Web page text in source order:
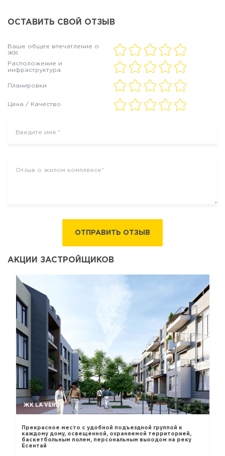
ОСТАВИТЬ СВОЙ ОТЗЫВ
Ваше общее впечатление о
ЖК
Расположение и
инфраструктура
Планировки
Цена / Качество
ОТПРАВИТЬ ОТЗЫВ
АКЦИИ ЗАСТРОЙЩИКОВ
ЖК LA VERDE
Прекрасное место с удобной подъездной группой к
каждому дому, освещенной, охраняемой территорией,
баскетбольным полем, персональным выходом на реку
Есентай